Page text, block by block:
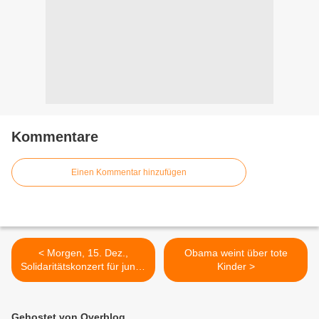
Kommentare
Einen Kommentar hinzufügen
< Morgen, 15. Dez.,
Solidaritätskonzert für junge
welt
Obama weint über tote
Kinder >